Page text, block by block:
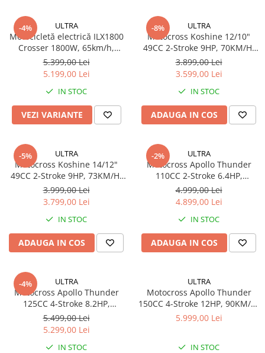
-4% ULTRA
Motocicletă electrică ILX1800
Crosser 1800W, 65km/h,
baterie 13Ah detașabilă, 60V
Brushless, autonomie 24km,
frâne hidraulice, 110kg
5.399,00 Lei
5.199,00 Lei
IN STOC
VEZI VARIANTE
-8% ULTRA
Motocross Koshine 12/10"
49CC 2-Stroke 9HP, 70KM/H,
Frâne Hidraulice Disc, 150KG
Max Load, 61CM Ride Height,
1.3L Tank
3.899,00 Lei
3.599,00 Lei
IN STOC
ADAUGA IN COS
-5% ULTRA
Motocross Koshine 14/12"
49CC 2-Stroke 9HP, 73KM/H,
Frâne Hidraulice Disc, 150KG
Max Load, 73CM Ride Height,
1.3L Tank
3.999,00 Lei
3.799,00 Lei
IN STOC
ADAUGA IN COS
-2% ULTRA
Motocross Apollo Thunder
110CC 2-Stroke 6.4HP,
45KM/H, Pornire Electrică,
Roți 14/12", Frâne Hidraulice,
Rezervor 3.3L
4.999,00 Lei
4.899,00 Lei
IN STOC
ADAUGA IN COS
-4% ULTRA
Motocross Apollo Thunder
125CC 4-Stroke 8.2HP,
88.5KM/H, Roți 17/14", Frâne
Hidraulice, Rezervor 4.3L,
82CM Ride Height
5.499,00 Lei
5.299,00 Lei
IN STOC
ULTRA
Motocross Apollo Thunder
150CC 4-Stroke 12HP, 90KM/H,
Roți 19/16", Frâne Hidraulice,
5.999,00 Lei
IN STOC